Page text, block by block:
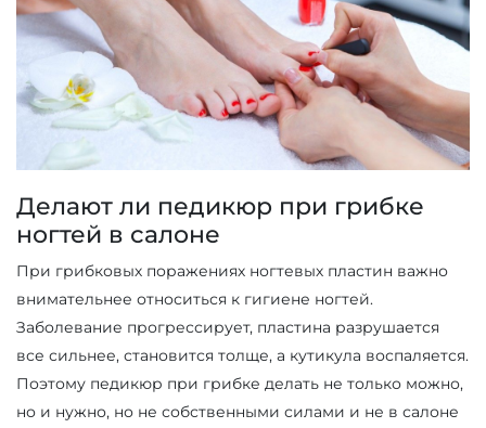
Делают ли педикюр при грибке
ногтей в салоне
При грибковых поражениях ногтевых пластин важно
внимательнее относиться к гигиене ногтей.
Заболевание прогрессирует, пластина разрушается
все сильнее, становится толще, а кутикула воспаляется.
Поэтому педикюр при грибке делать не только можно,
но и нужно, но не собственными силами и не в салоне